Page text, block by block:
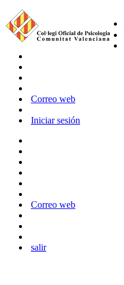
Correo web
Iniciar sesión
Correo web
salir